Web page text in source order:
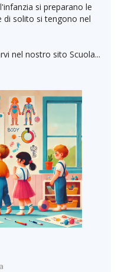
si preparano le
di solito si tengono nel
nel nostro sito Scuola...